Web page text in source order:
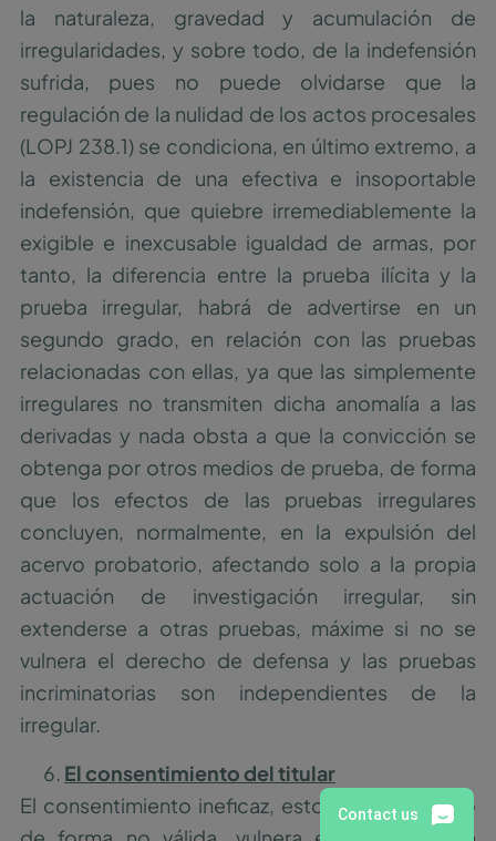
la naturaleza, gravedad y acumulación de
irregularidades, y sobre todo, de la indefensión
sufrida, pues no puede olvidarse que la
regulación de la nulidad de los actos procesales
(LOPJ 238.1) se condiciona, en último extremo, a
la existencia de una efectiva e insoportable
indefensión, que quiebre irremediablemente la
exigible e inexcusable igualdad de armas, por
tanto, la diferencia entre la prueba ilícita y la
prueba irregular, habrá de advertirse en un
segundo grado, en relación con las pruebas
relacionadas con ellas, ya que las simplemente
irregulares no transmiten dicha anomalía a las
derivadas y nada obsta a que la convicción se
obtenga por otros medios de prueba, de forma
que los efectos de las pruebas irregulares
concluyen, normalmente, en la expulsión del
acervo probatorio, afectando solo a la propia
actuación de investigación irregular, sin
extenderse a otras pruebas, máxime si no se
vulnera el derecho de defensa y las pruebas
incriminatorias son independientes de la
irregular.
El consentimiento del titular
El consentimiento ineficaz, esto es, el prestado